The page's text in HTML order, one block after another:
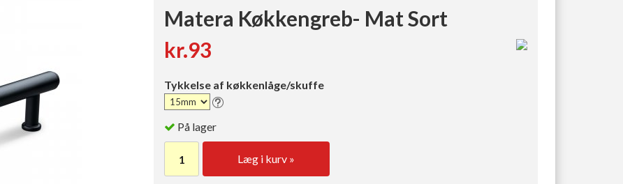
Matera Køkkengreb- Mat Sort
kr.93
Tykkelse af køkkenlåge/skuffe
På lager
Læg i kurv »